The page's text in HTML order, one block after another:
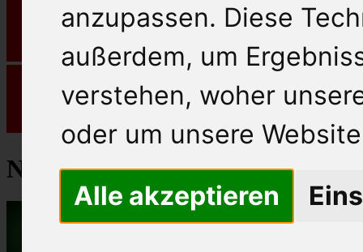
anzupassen. Diese
außerdem, um
verstehen, woher
oder um unsere
Alle akzeptieren
News